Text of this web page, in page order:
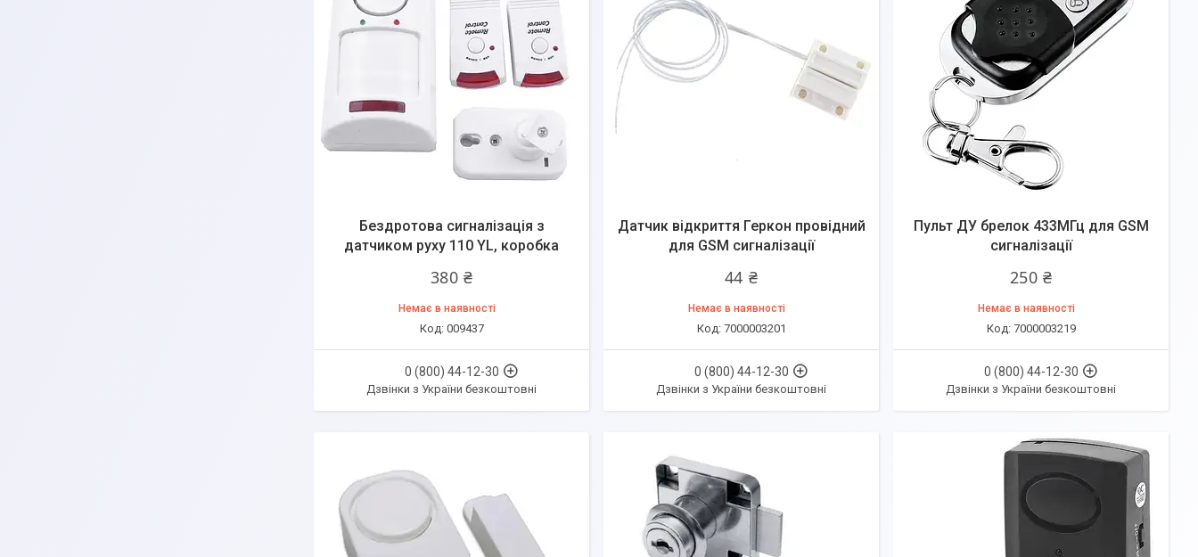
Бездротова сигналізація з
датчиком руху 110 YL, коробка
380 ₴
Немає в наявності
009437
0 (800) 44-12-30
Дзвінки з України безкоштовні
Датчик відкриття Геркон провідний
для GSM сигналізації
44 ₴
Немає в наявності
7000003201
0 (800) 44-12-30
Дзвінки з України безкоштовні
Пульт ДУ брелок 433МГц для GSM
сигналізації
250 ₴
Немає в наявності
7000003219
0 (800) 44-12-30
Дзвінки з України безкоштовні